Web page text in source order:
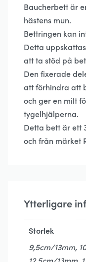
Baucherbett är
hästens mun.
Bettringen kan
Detta
att ta stöd på
Den fixerade
att förhindra att
och ger en milt
tygelhjälperna.
Detta bett är ett
och från märket
Ytterligare
Storlek
9,5cm/13mm,